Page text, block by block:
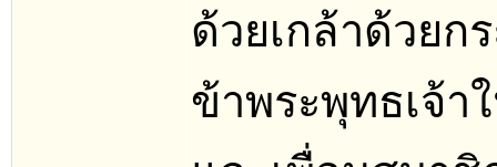
ด้วยเกล้าด้วยก
ข้าพระพุทธเจ้า